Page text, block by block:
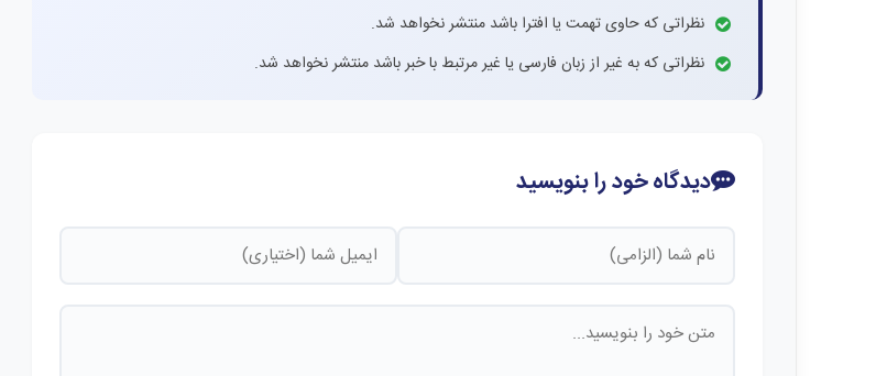
نظراتی که حاوی تهمت یا افترا باشد منتشر نخواهد شد.
نظراتی که به غیر از زبان فارسی یا غیر مرتبط با خبر باشد منتشر نخواهد شد.
دیدگاه خود را بنویسید